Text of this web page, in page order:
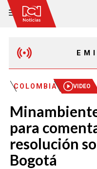
COLOMBIA VIDEO
para
resolución
Bogotá